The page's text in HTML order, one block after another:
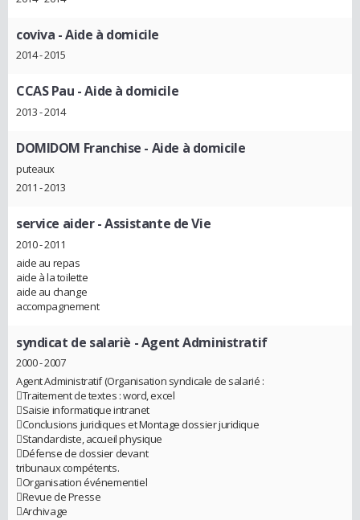
coviva - Aide à domicile
2014 - 2015
CCAS Pau - Aide à domicile
2013 - 2014
DOMIDOM Franchise - Aide à domicile
puteaux
2011 - 2013
service aider- Assistante de Vie
2010 - 2011
aide au repas
aide à la toilette
aide au change
accompagnement
syndicat de salariè - Agent Administratif
2000 - 2007
Agent Administratif (Organisation syndicale de salarié :
Traitement de textes : word, excel
Saisie informatique intranet
Conclusions juridiques et Montage dossier juridique
Standardiste, accueil physique
Défense de dossier devant
tribunaux compétents.
Organisation événementiel
Revue de Presse
Archivage